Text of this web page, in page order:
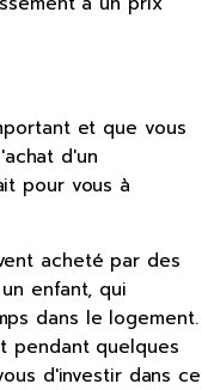
et que vous
d'un
pour vous à
acheté par des
enfant, qui
dans le logement.
pendant quelques
d'investir dans ce